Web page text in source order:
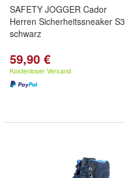
SAFETY JOGGER Cador
Herren Sicherheitssneaker S3
schwarz
59,90 €
Kostenloser Versand